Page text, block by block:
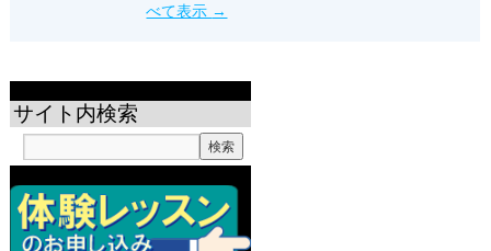
べて表示 →
サイト内検索